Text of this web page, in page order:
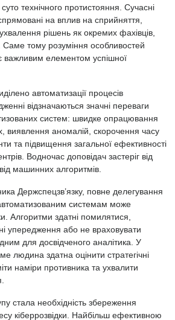
технічного протистояння. Сучасні
на вплив на сприйняття,
рішень як окремих фахівців,
Саме тому розуміння особливостей
важливим елементом успішної
автоматизації процесів
відзначаються значні переваги
систем: швидке опрацювання
виявлення аномалій, скорочення часу
та підвищення загальної ефективності
Водночас доповідач застеріг від
машинних алгоритмів.
Держспецзв’язку, повне делегування
системам може
Алгоритми здатні помилятися,
упередження або не враховувати
для досвідченого аналітика. У
людина здатна оцінити стратегічні
наміри противника та ухвалити
стала необхідність збереження
кіберрозвідки. Найбільш ефективною